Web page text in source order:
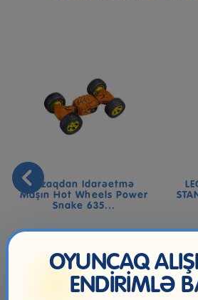
Uzaqdan Idarəetmə
Maşın Hot Wheels Power
Snake 635...
179.99₼
OYUNCAQ
ENDİRİMLƏ